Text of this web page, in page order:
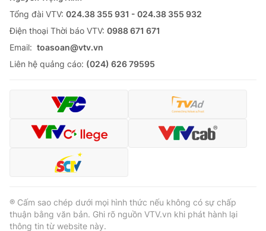
Tổng đài VTV: 024.38 355 931 - 024.38 355 932
Ðiện thoại Thời báo VTV: 0988 671 671
Email: toasoan@vtv.vn
Liên hệ quảng cáo: (024) 626 79595
® Cấm sao chép dưới mọi hình thức nếu không có sự chấp
thuận bằng văn bản. Ghi rõ nguồn VTV.vn khi phát hành lại
thông tin từ website này.